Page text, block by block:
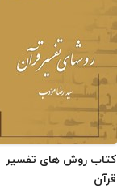
کتاب روش های تفسیر
قرآن